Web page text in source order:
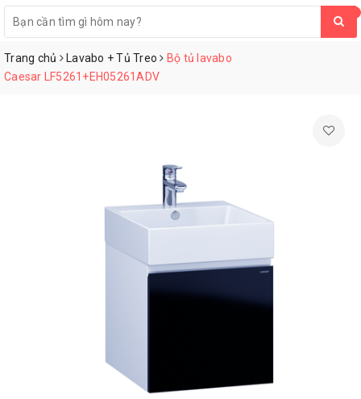
Trang chủ Lavabo + Tủ Treo
Bộ tủ lavabo
Caesar LF5261+EH05261ADV